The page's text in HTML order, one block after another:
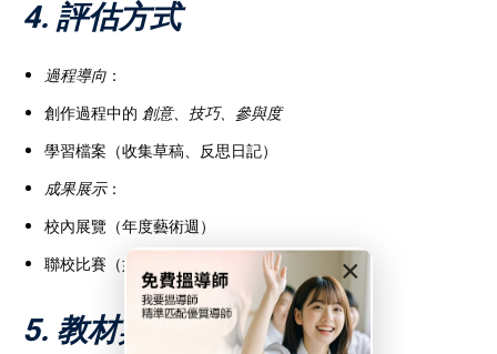
×
4. 評估方式
過程導向 ：
創作過程中的 創意、技巧、參與度
學習檔案（收集草稿、反思日記）
成果展示：
校內展覽（年度藝術週）
聯校比賽（如「全港兒童繪畫比賽」）
5. 教材與資源